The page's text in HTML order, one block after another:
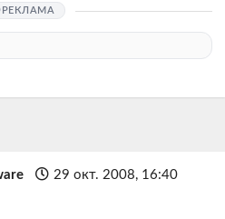
РЕКЛАМА
29 окт. 2008, 16:40